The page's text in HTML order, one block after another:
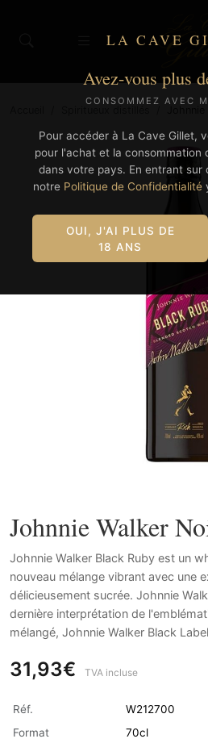
LA CAVE
Avez-vous plus
CONSOMMEZ AVEC
Pour accéder à La Cave Gillet,
pour l'achat et la consommation
dans votre pays. En entrant sur
notre Politique de Confidentialité
OUI, J'AI PLUS DE
18 ANS
Johnnie Walker
Johnnie Walker Black Ruby est un
nouveau mélange vibrant avec une
délicieusement sucrée. Johnnie
dernière interprétation de
mélangé, Johnnie Walker Black
31,93€ TVA incluse
Réf.
W212700
Format
70cl